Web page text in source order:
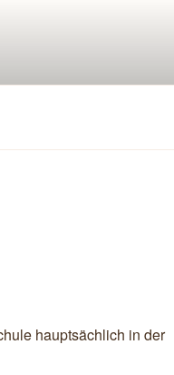
hauptsächlich in der